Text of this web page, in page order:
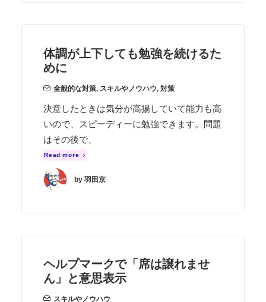
体調が上下しても勉強を続けるた
めに
全般的な対策, スキルやノウハウ, 対策
決意したときは気分が高揚していて能力も高
いので、スピーディーに勉強できます。問題
はその後で、
Read more
by 羽田京
ヘルプマークで「席は譲れませ
ん」と意思表示
スキルやノウハウ